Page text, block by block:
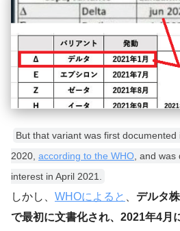
But that variant was first
2020, according to the WHO, and was
interest in April 2021.
しかし、 WHOによると
デルタ
で最初に文書化され、2021年4月